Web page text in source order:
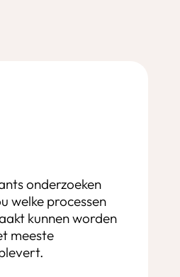
onderzoeken
welke processen
kunnen worden
meeste